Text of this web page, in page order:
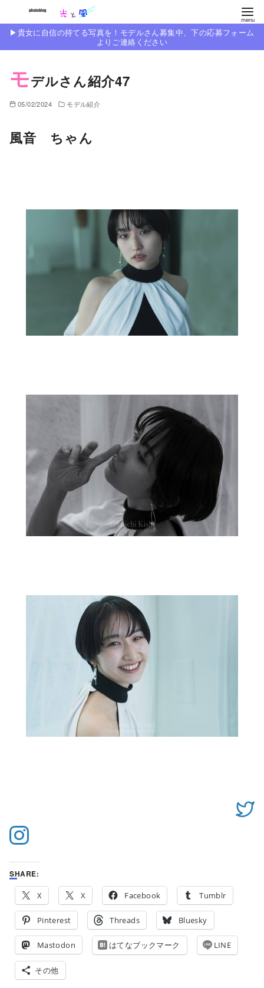
ン
▶︎貴女に自信の持てる写真を！モデルさん募集中、下の応募フォーム
よりご連絡ください
モデルさん紹介47
05/02/2024 モデル紹介
風音 ちゃん
SHARE:
X X Facebook Tumblr
Pinterest Threads Bluesky
Mastodon はてなブックマーク LINE
その他